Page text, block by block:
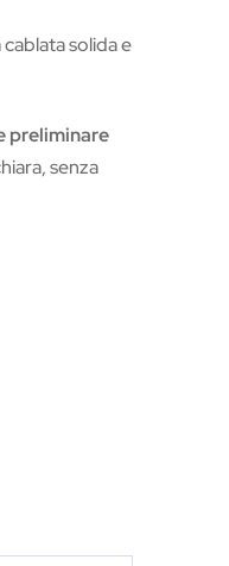
solida e
preliminare
senza